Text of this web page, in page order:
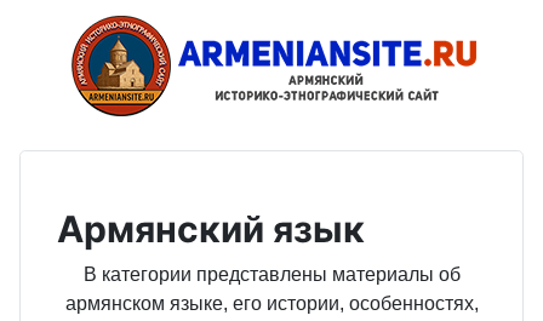
Армянский язык
В категории представлены материалы об
армянском языке, его истории, особенностях,